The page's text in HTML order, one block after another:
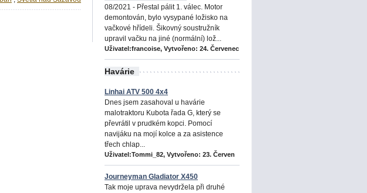
08/2021 - Přestal pálit 1. válec. Motor
demontován, bylo vysypané ložisko na
vačkové hřídeli. Šikovný soustružník
upravil vačku na jiné (normální) lož...
Uživatel:francoise, Vytvořeno: 24. Červenec
Havárie
Linhai ATV 500 4x4
Dnes jsem zasahoval u havárie
malotraktoru Kubota řada G, který se
převrátil v prudkém kopci. Pomocí
navijáku na mojí kolce a za asistence
třech chlap...
Uživatel:Tommi_82, Vytvořeno: 23. Červen
Journeyman Gladiator X450
Tak moje uprava nevydržela při druhé